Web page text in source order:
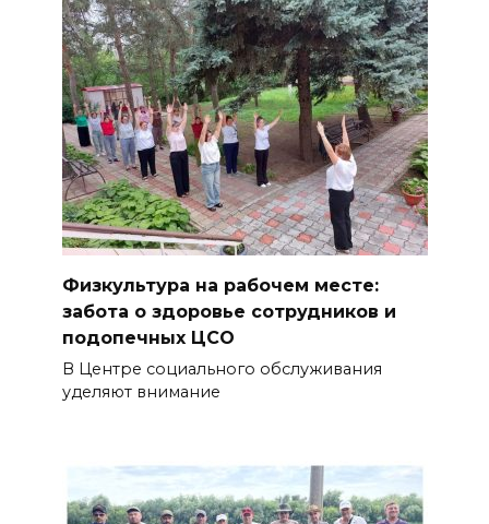
Физкультура на рабочем месте:
забота о здоровье сотрудников и
подопечных ЦСО
В Центре социального обслуживания
уделяют внимание